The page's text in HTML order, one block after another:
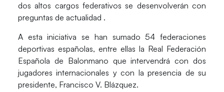
dos altos cargos federativos se desenvolverán con
preguntas de actualidad .
A esta iniciativa se han sumado 54 federaciones
deportivas españolas, entre ellas la Real Federación
Española de Balonmano que intervendrá con dos
jugadores internacionales y con la presencia de su
presidente, Francisco V. Blázquez.